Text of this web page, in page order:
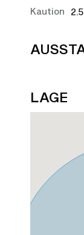
Kaution
LAGE